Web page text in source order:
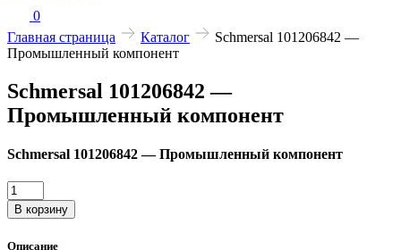
0
Главная страница
Каталог
Schmersal 101206842 —
Промышленный компонент
Schmersal 101206842 —
Промышленный компонент
Schmersal 101206842 — Промышленный компонент
Количество
товара
Schmersal
В корзину
Описание